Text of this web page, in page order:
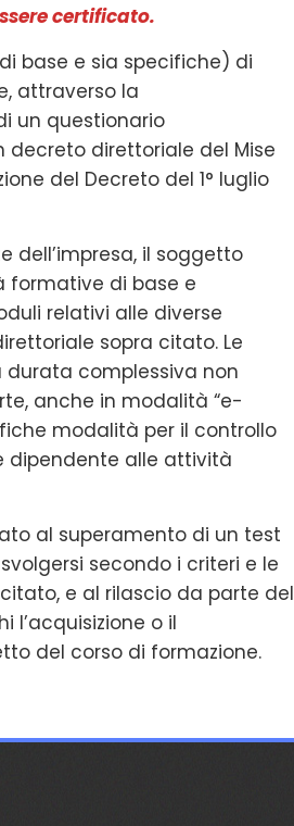
certificato.
base e sia specifiche) di
attraverso la
un questionario
direttoriale del Mise
del Decreto del 1° luglio
dell’impresa, il soggetto
formative di base e
relativi alle diverse
sopra citato. Le
complessiva non
anche in modalità “e-
modalità per il controllo
dipendente alle attività
al superamento di un test
secondo i criteri e le
e al rilascio da parte del
o il
del corso di formazione.